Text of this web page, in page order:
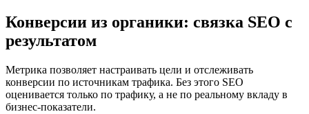
Конверсии из органики: связка SEO с
результатом
Метрика позволяет настраивать цели и отслеживать
конверсии по источникам трафика. Без этого SEO
оценивается только по трафику, а не по реальному вкладу в
бизнес-показатели.